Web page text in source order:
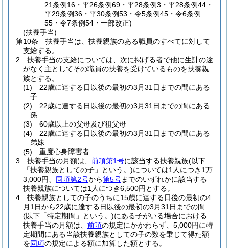
21条例16・平26条例69・平28条例3・平28条例44・
平29条例36・平30条例53・令5条例45・令6条例
55・令7条例54・一部改正)
(扶養手当)
第10条
扶養手当は、扶養親族のある職員のすべてに対して
支給する。
2
扶養手当の支給については、次に掲げる者で他に生計の途
がなく主としてその職員の扶養を受けているものを扶養親
族とする。
(1)
22歳に達する日以後の最初の3月31日までの間にある
子
(2)
22歳に達する日以後の最初の3月31日までの間にある
孫
(3)
60歳以上の父母及び祖父母
(4)
22歳に達する日以後の最初の3月31日までの間にある
弟妹
(5)
重度心身障害者
3
扶養手当の月額は、 前項第1号に該当する扶養親族(以下
「扶養親族としての子」という。)については1人につき1万
3,000円、 同項第2号から第5号までのいずれかに該当する
扶養親族については1人につき6,500円とする。
4
扶養親族としての子のうちに15歳に達する日後の最初の4
月1日から22歳に達する日以後の最初の3月31日までの間
(以下「特定期間」という。)にある子がいる場合における
扶養手当の月額は、 前項の規定にかかわらず、5,000円に特
定期間にある当該扶養親族としての子の数を乗じて得た額
を同項の規定による額に加算した額とする。